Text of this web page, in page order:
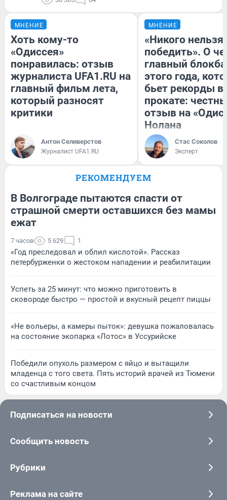
МНЕНИЕ
Хоть кому-то
«Одиссея»
понравилась: отзыв
журналиста UFA1.RU на
главный фильм лета,
который разносят
критики
Антон Селиверстов
Журналист UFA1.RU
МНЕНИЕ
«Никого нельзя
победить». О
главный
этого года,
бьет рекорды в
прокате:
отзыв на
Нолана
Стас Соколов
Эксперт
РЕКОМЕНДУЕМ
В Волгограде пытаются спасти от
страшной смерти оставшихся без мамы
ежат
7 часов 5 629 1
«Год преследовал и облил кислотой». Рассказ
петербурженки о жестоком нападении и реабилитации
Успеть за 25 минут: что можно приготовить в
сковороде быстро — простой и вкусный рецепт пиццы
«Не вольеры, а камеры пыток»: девушка пожаловалась
на состояние экопарка «Лотос» в Уссурийске
Победили опухоль размером с яйцо и вытащили
младенца с того света. Пять историй врачей из Тюмени
со счастливым концом
Подписаться на новости
Сообщить новость
Рубрики
Реклама на сайте